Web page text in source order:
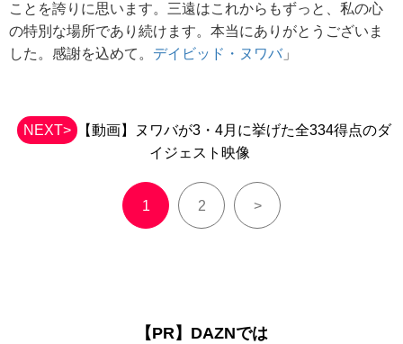
ことを誇りに思います。三遠はこれからもずっと、私の心
の特別な場所であり続けます。本当にありがとうございま
した。感謝を込めて。 デイビッド・ヌワバ」
NEXT> 【動画】ヌワバが3・4月に挙げた全334得点のダ
イジェスト映像
1 2 >
【PR】DAZNでは